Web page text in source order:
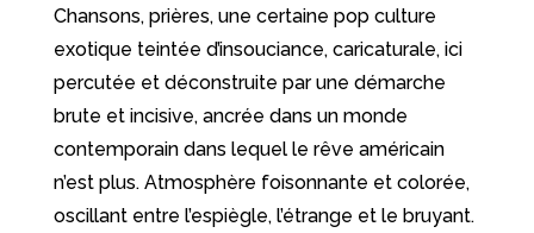
Chansons, prières, une certaine pop culture
exotique teintée d’insouciance, caricaturale, ici
percutée et déconstruite par une démarche
brute et incisive, ancrée dans un monde
contemporain dans lequel le rêve américain
n’est plus. Atmosphère foisonnante et colorée,
oscillant entre l’espiègle, l’étrange et le bruyant.